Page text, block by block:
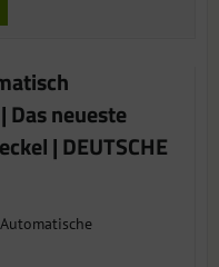
Das neueste
| DEUTSCHE
Automatische